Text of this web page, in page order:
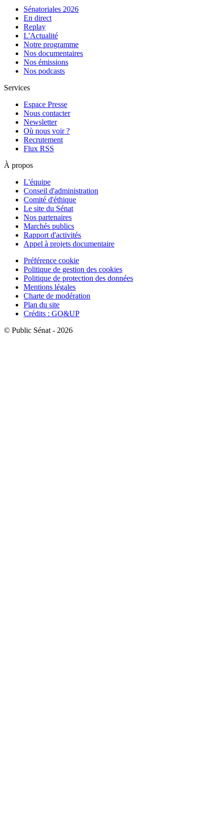
Sénatoriales 2026
En direct
Replay
L'Actualité
Notre programme
Nos documentaires
Nos émissions
Nos podcasts
Services
Espace Presse
Nous contacter
Newsletter
Où nous voir ?
Recrutement
Flux RSS
À propos
L'équipe
Conseil d'administration
Comité d'éthique
Le site du Sénat
Nos partenaires
Marchés publics
Rapport d'activités
Appel à projets documentaire
Préférence cookie
Politique de gestion des cookies
Politique de protection des données
Mentions légales
Charte de modération
Plan du site
Crédits : GO&UP
© Public Sénat - 2026